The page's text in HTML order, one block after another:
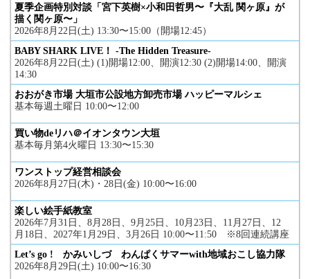
夏季企画特別対談「宮下英樹×小和田哲男〜『大乱 関ヶ原』が
描く関ヶ原〜」
2026年8月22日(土) 13:30〜15:00（開場12:45）
BABY SHARK LIVE！ -The Hidden Treasure-
2026年8月22日(土) (1)開場12:00、開演12:30 (2)開場14:00、開演
14:30
おおがき市場 大垣市公設地方卸売市場 ハッピーマルシェ
基本毎週土曜日 10:00〜12:00
買い物deリハ＠イオンタウン大垣
基本毎月第4火曜日 13:30〜15:30
ワンストップ経営相談会
2026年8月27日(木)・28日(金) 10:00〜16:00
楽しい絵手紙教室
2026年7月31日、8月28日、9月25日、10月23日、11月27日、12
月18日、2027年1月29日、3月26日 10:00〜11:50 ※8回連続講座
Let’s go ! かみいしづ わんぱくサマーwith地域おこし協力隊
2026年8月29日(土) 10:00〜16:30